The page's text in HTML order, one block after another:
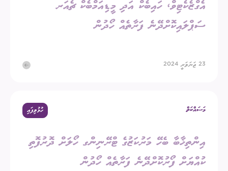
އެގްޒެކެޓިވް، ހައިބެކް އަދި މީޑިއަމްބެކް ޗެއަރ
ސަޕްލައިކޮށްދޭނެ ފަރާތެއް ހޯދުން
23 ޖަނަވަރީ 2024
މަސައްކަތް ހުޅުވިފައި
އިންތިޚާބާ ބެހޭ މަރުކަޒުގެ ޓްރޭނިންގ ހޯލަށް ދޮރުފޮތި
ކުއްޔަށް ފޯރުކޮށްދޭނެ ފަރާތެއް ހޯދުން